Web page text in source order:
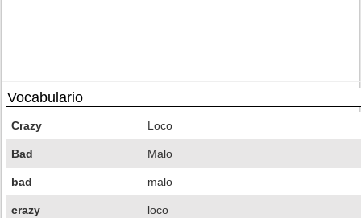
Vocabulario
Crazy Loco
Bad Malo
bad malo
crazy loco